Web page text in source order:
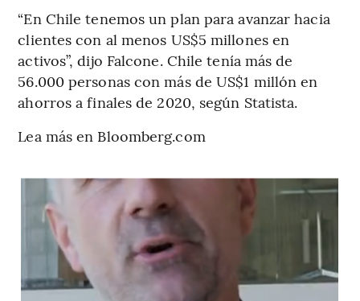
“En Chile tenemos un plan para avanzar hacia
clientes con al menos US$5 millones en
activos”, dijo Falcone. Chile tenía más de
56.000 personas con más de US$1 millón en
ahorros a finales de 2020, según Statista.
Lea más en Bloomberg.com